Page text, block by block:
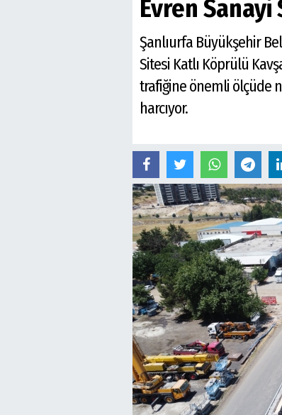
Evren
Şanlıurfa Büyükşehir
Sitesi Katlı Köprülü
trafiğine önemli ölçüde
harcıyor.